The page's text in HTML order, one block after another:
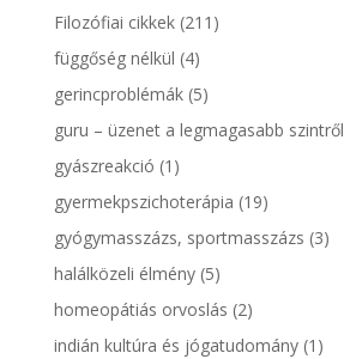
Filozófiai cikkek(211)
függőség nélkül (4)
gerincproblémák(5)
guru – üzenet a legmagasabb szintről
gyászreakció (1)
gyermekpszichoterápia (19)
gyógymasszázs, sportmasszázs (3)
halálközeli élmény(5)
homeopátiás orvoslás (2)
indián kultúra és jógatudomány(1)